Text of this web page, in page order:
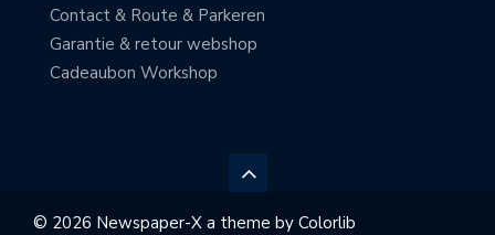
Contact & Route & Parkeren
Garantie & retour webshop
Cadeaubon Workshop
© 2026 Newspaper-X a theme by Colorlib